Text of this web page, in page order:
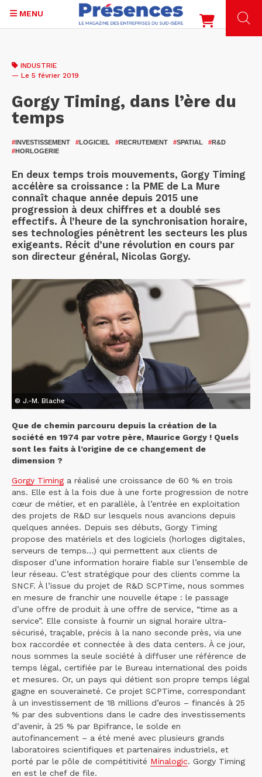
contenu
MENU
INDUSTRIE
— Le 5 février 2019
Gorgy Timing, dans l’ère du
temps
#INVESTISSEMENT #LOGICIEL #RECRUTEMENT #SPATIAL #R&D
#HORLOGERIE
En deux temps trois mouvements, Gorgy Timing
accélère sa croissance : la PME de La Mure
connaît chaque année depuis 2015 une
progression à deux chiffres et a doublé ses
effectifs. À l’heure de la synchronisation horaire,
ses technologies pénètrent les secteurs les plus
exigeants. Récit d’une révolution en cours par
son directeur général, Nicolas Gorgy.
© J.-M. Blache
Que de chemin parcouru depuis la création de la
société en 1974 par votre père, Maurice Gorgy ! Quels
sont les faits à l’origine de ce changement de
dimension ?
Gorgy Timing a réalisé une croissance de 60 % en trois
ans. Elle est à la fois due à une forte progression de notre
cœur de métier, et en parallèle, à l’entrée en exploitation
des projets de R&D sur lesquels nous avancions depuis
quelques années. Depuis ses débuts, Gorgy Timing
propose des matériels et des logiciels (horloges digitales,
serveurs de temps…) qui permettent aux clients de
disposer d’une information horaire fiable sur l’ensemble de
leur réseau. C’est stratégique pour des clients comme la
SNCF. À l’issue du projet de R&D SCPTime, nous sommes
en mesure de franchir une nouvelle étape : le passage
d’une offre de produit à une offre de service, “time as a
service”. Elle consiste à fournir un signal horaire ultra-
sécurisé, traçable, précis à la nano seconde près, via une
box raccordée et connectée à des data centers. À ce jour,
nous sommes la seule société à diffuser une référence de
temps légal, certifiée par le Bureau international des poids
et mesures. Or, un pays qui détient son propre temps légal
gagne en souveraineté. Ce projet SCPTime, correspondant
à un investissement de 18 millions d’euros – financés à 25
% par des subventions dans le cadre des investissements
d’avenir, à 25 % par Bpifrance, le solde en
autofinancement – a été mené avec plusieurs grands
laboratoires scientifiques et partenaires industriels, et
porté par le pôle de compétitivité Minalogic. Gorgy Timing
en est le chef de file.